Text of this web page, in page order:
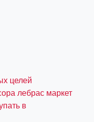
целей
лебрас маркет
в